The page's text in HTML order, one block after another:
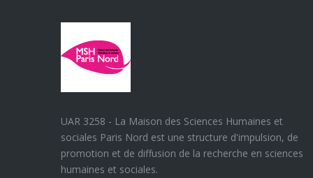
UAR 3258 - La Maison des Sciences Humaines et
sociales Paris Nord est une structure d'impulsion, de
promotion et de diffusion de la recherche en sciences
humaines et sociales.